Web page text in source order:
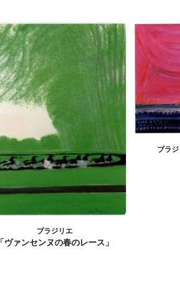
ブラジリエ
「ヴァンセンヌの春のレース」
ブラ